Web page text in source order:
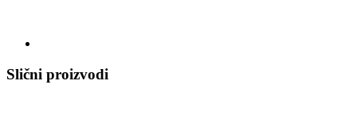
Slični proizvodi